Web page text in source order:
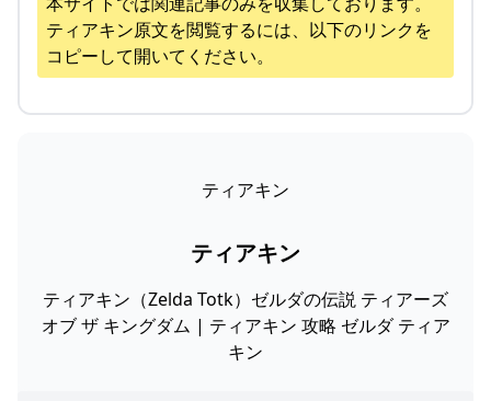
ティアキン原文を閲覧するには、以下のリンクを
コピーして開いてください。
ティアキン
ティアキン
ティアキン（Zelda Totk）ゼルダの伝説 ティアーズ
オブ ザ キングダム | ティアキン 攻略 ゼルダ ティア
キン